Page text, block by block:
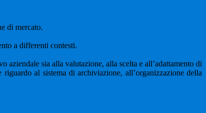
di mercato.
a differenti contesti.
sia alla valutazione, alla scelta e all’adattamento di
al sistema di archiviazione, all’organizzazione della